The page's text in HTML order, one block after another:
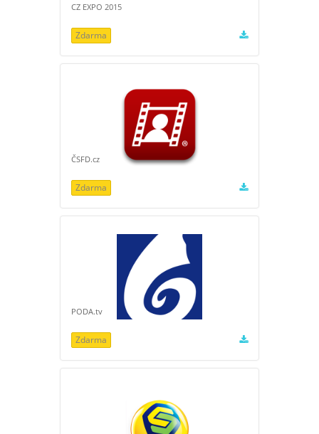
CZ EXPO 2015
Zdarma
ČSFD.cz
Zdarma
PODA.tv
Zdarma